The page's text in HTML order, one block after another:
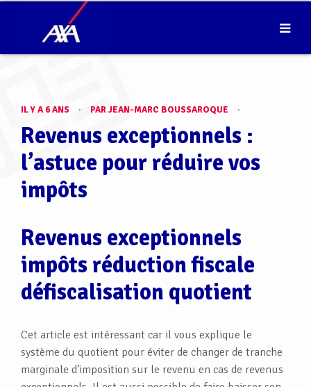
IL Y A 6 ANS · PAR JEAN-MARC BOUSSAROQUE ·
Revenus exceptionnels :
l’astuce pour réduire vos
impôts
Revenus exceptionnels
impôts réduction fiscale
défiscalisation quotient
Cet article est intéressant car il vous explique le
système du quotient pour éviter de changer de tranche
marginale d’imposition sur le revenu en cas de revenus